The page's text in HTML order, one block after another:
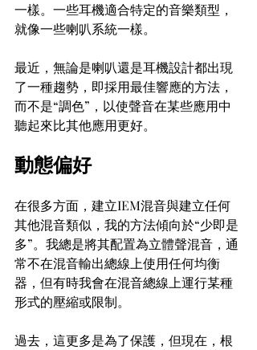
一樣。一些耳機適合特定的音樂類型，
就像一些喇叭系統一樣。
最近，無論是喇叭還是耳機設計都出現
了一種趨勢，即採用最佳響應的方法，
而不是“調色”，以使聲音在某些應用中
聽起來比其他應用更好。
動態偏好
在很多方面，建立IEM混音與建立任何
其他混音類似，我的方法傾向於“少即是
多”。我總是將其配置為立體聲混音，通
常不在混音輸出總線上使用任何均衡
器，但有時我會在混音總線上運行某種
形式的壓縮或限制。
過去，這更多是為了保護，但現在，根